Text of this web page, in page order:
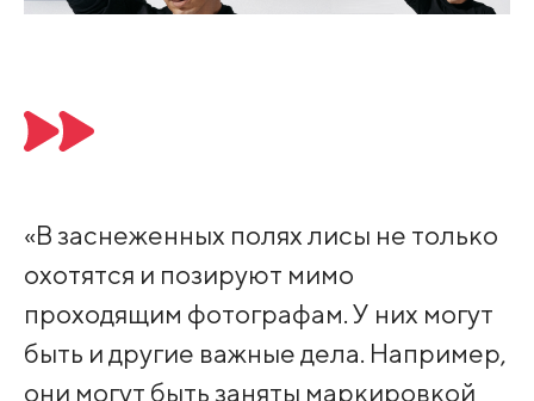
«В заснеженных полях лисы не только
охотятся и позируют мимо
проходящим фотографам. У них могут
быть и другие важные дела. Например,
они могут быть заняты маркировкой